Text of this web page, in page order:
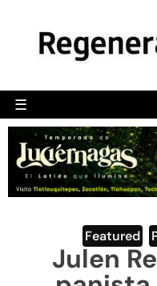
☰
Featured
Julen